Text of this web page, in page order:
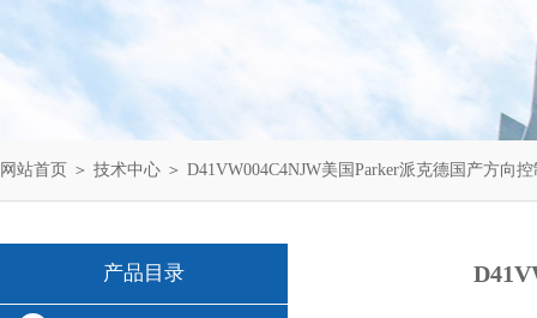
网站首页 ＞ 技术中心 ＞ D41VW004C4NJW美国Parker派克德国产方向
产品目录